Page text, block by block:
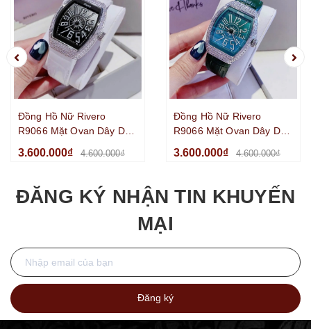
Đồng Hồ Nữ Rivero
R9066 Mặt Ovan Dây Da
32mm
3.600.000₫ 4.600.000₫
Đồng Hồ Nữ Rivero
R9066 Mặt Ovan Dây Da
Size 32mm
3.600.000₫ 4.600.000₫
ĐĂNG KÝ NHẬN TIN KHUYẾN
MẠI
Đăng ký